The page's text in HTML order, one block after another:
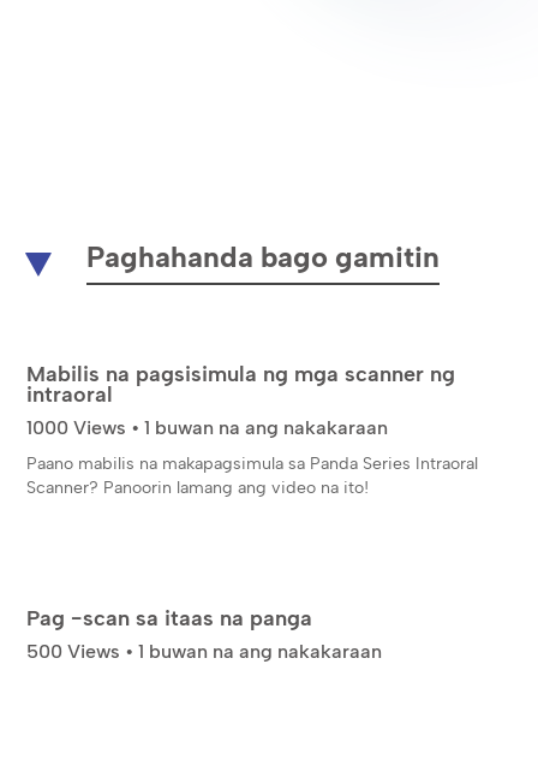
Paghahanda bago gamitin
Mabilis na pagsisimula ng mga scanner ng
intraoral
1000 Views • 1 buwan na ang nakakaraan
Paano mabilis na makapagsimula sa Panda Series Intraoral
Scanner? Panoorin lamang ang video na ito!
Pag -scan sa itaas na panga
500 Views • 1 buwan na ang nakakaraan